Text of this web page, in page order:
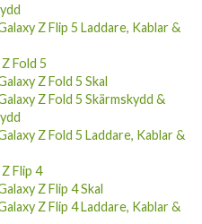
Z Flip 5 Laddare, Kablar &
Fold 5
Z Fold 5 Skal
Z Fold 5 Skärmskydd &
Z Fold 5 Laddare, Kablar &
Flip 4
Z Flip 4 Skal
Z Flip 4 Laddare, Kablar &